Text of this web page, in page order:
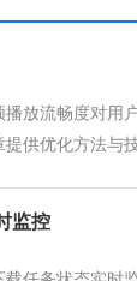
放流畅度对用
供优化方法与
监控